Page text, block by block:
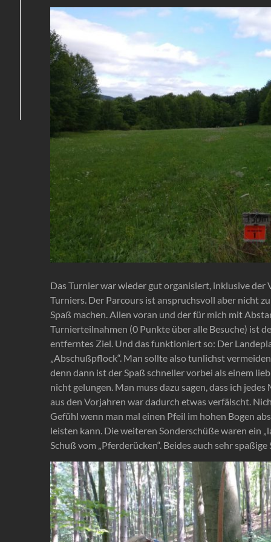
Das Turnier war wieder gut organisiert, inklusive der
Turniers. Der Parcours ist anspruchsvoll aber nicht
Spaß machen. Allen voran und der für mich mit
Turnierteilnahmen (0 Punkte über alle Besuche) ist
entferntes Ziel. Und das funktioniert so: Der
„Abschußpflock“. Man sollte also tunlichst
denn dann ist der Spaß schneller vorbei als einem
nicht gelungen. Man muss dazu sagen, dass ich
aus den Vorjahren war dadurch etwas verfälscht.
Gefühl wenn man mal einen Pfeil im hohen Bogen
leisten kann. Die weiteren Sonderschüße waren ein
Schuß vom „Pferderücken“. Beides auch sehr